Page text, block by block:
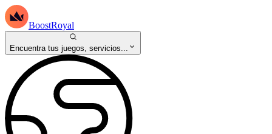
BoostRoyal
Encuentra tus juegos, servicios...